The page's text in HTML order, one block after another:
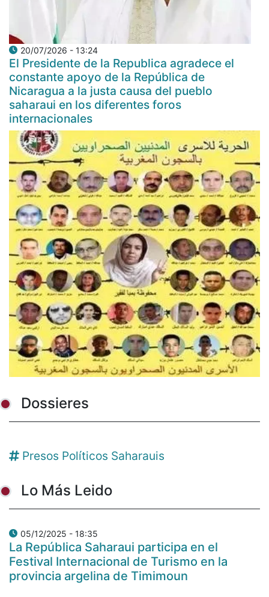
20/07/2026 - 13:24
El Presidente de la Republica agradece el
constante apoyo de la República de
Nicaragua a la justa causa del pueblo
saharaui en los diferentes foros
internacionales
Dossieres
Presos Políticos Saharauis
Lo Más Leido
05/12/2025 - 18:35
La República Saharaui participa en el
Festival Internacional de Turismo en la
provincia argelina de Timimoun